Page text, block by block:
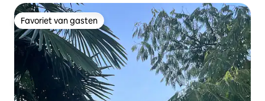
Favoriet van gasten
Favoriet van gasten